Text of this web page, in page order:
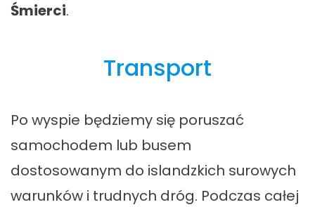
Śmierci.
Transport
Po wyspie będziemy się poruszać
samochodem lub busem
dostosowanym do islandzkich surowych
warunków i trudnych dróg. Podczas całej